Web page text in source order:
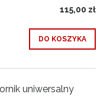
115,00 zł
DO KOSZYKA
uniwersalny